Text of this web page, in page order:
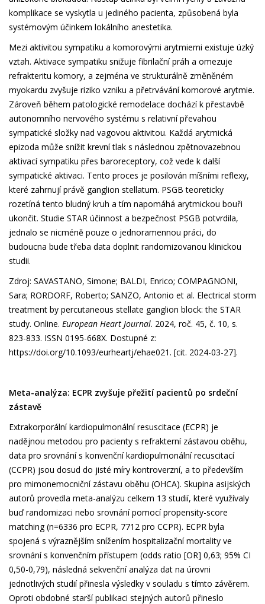
komplikace se vyskytla u jediného pacienta, způsobená byla
systémovým účinkem lokálního anestetika.
Mezi aktivitou sympatiku a komorovými arytmiemi existuje úzký
vztah. Aktivace sympatiku snižuje fibrilační práh a omezuje
refrakteritu komory, a zejména ve strukturálně změněném
myokardu zvyšuje riziko vzniku a přetrvávání komorové arytmie.
Zároveň během patologické remodelace dochází k přestavbě
autonomního nervového systému s relativní převahou
sympatické složky nad vagovou aktivitou. Každá arytmická
epizoda může snížit krevní tlak s následnou zpětnovazebnou
aktivací sympatiku přes baroreceptory, což vede k další
sympatické aktivaci. Tento proces je posilován míšními reflexy,
které zahrnují právě ganglion stellatum. PSGB teoreticky
rozetíná tento bludný kruh a tím napomáhá arytmickou bouři
ukončit. Studie STAR účinnost a bezpečnost PSGB potvrdila,
jednalo se nicméně pouze o jednoramennou práci, do
budoucna bude třeba data doplnit randomizovanou klinickou
studii.
Zdroj: SAVASTANO, Simone; BALDI, Enrico; COMPAGNONI,
Sara; RORDORF, Roberto; SANZO, Antonio et al. Electrical storm
treatment by percutaneous stellate ganglion block: the STAR
study. Online. European Heart Journal. 2024, roč. 45, č. 10, s.
823-833. ISSN 0195-668X. Dostupné z:
https://doi.org/10.1093/eurheartj/ehae021 . [cit. 2024-03-27].
Meta-analýza: ECPR zvyšuje přežití pacientů po srdeční
zástavě
Extrakorporální kardiopulmonální resuscitace (ECPR) je
nadějnou metodou pro pacienty s refrakterní zástavou oběhu,
data pro srovnání s konvenční kardiopulmonální recuscitací
(CCPR) jsou dosud do jisté míry kontroverzní, a to především
pro mimonemocniční zástavu oběhu (OHCA). Skupina asijských
autorů provedla meta-analýzu celkem 13 studií, které využívaly
buď randomizaci nebo srovnání pomocí propensity-score
matching (n=6336 pro ECPR, 7712 pro CCPR). ECPR byla
spojená s výraznějším snížením hospitalizační mortality ve
srovnání s konvenčním přístupem (odds ratio [OR] 0,63; 95% CI
0,50-0,79), následná sekvenční analýza dat na úrovni
jednotlivých studií přinesla výsledky v souladu s tímto závěrem.
Oproti obdobné starší publikaci stejných autorů přineslo